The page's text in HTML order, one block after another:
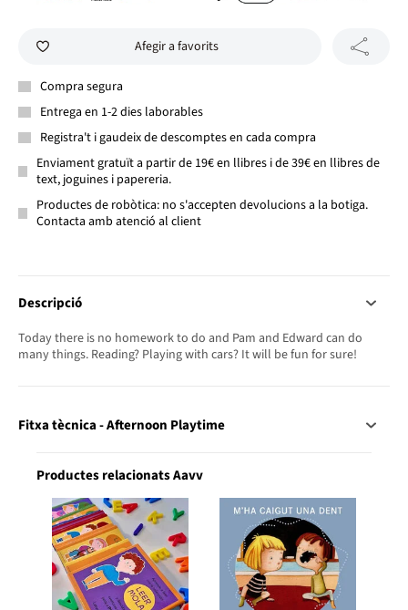
Afegir a favorits
Compra segura
Entrega en 1-2 dies laborables
Registra't i gaudeix de descomptes en cada compra
Enviament gratuït a partir de 19€ en llibres i de 39€ en llibres de
text, joguines i papereria.
Productes de robòtica: no s'accepten devolucions a la botiga.
Contacta amb atenció al client
Descripció
Today there is no homework to do and Pam and Edward can do
many things. Reading? Playing with cars? It will be fun for sure!
Fitxa tècnica - Afternoon Playtime
Productes relacionats Aavv